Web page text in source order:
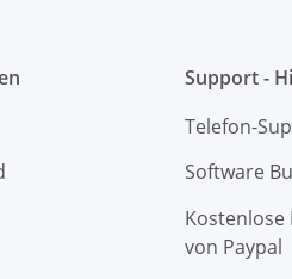
Support -
Telefon-
Software
Kostenlose
von Paypal